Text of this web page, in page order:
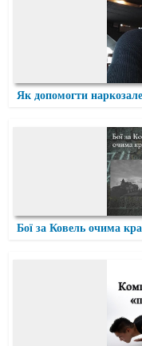
Як допомогти
Бої за Ковель очима